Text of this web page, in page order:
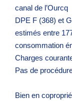
canal de l’Ourcq
DPE F (368) et
estimés entre
consommation
Charges
Pas de
Bien en